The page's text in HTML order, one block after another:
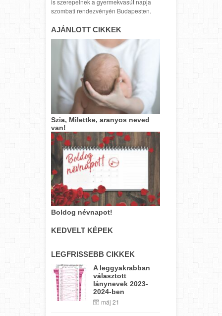
szombati rendezvényén Budapesten.
AJÁNLOTT CIKKEK
Szia, Milettke, aranyos neved
van!
Boldog névnapot!
KEDVELT KÉPEK
LEGFRISSEBB CIKKEK
A leggyakrabban
választott
lánynevek 2023-
2024-ben
máj 21